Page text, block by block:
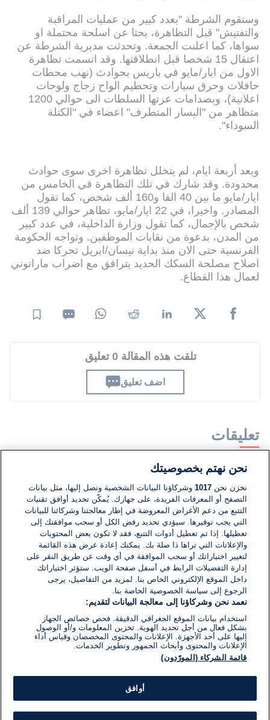
وستقوم الشرطة "بعدد كبير من عمليات المراقبة
والتفتيش" قبل التظاهرة، بحثا عن اسلحة محتملة او
سواها، كما اعلنت الجمعة. وتحدثت مديرية الشرطة عن
اعتقال 15 شخصا قبل انطلاقتها. وقد اتسمت تظاهرة
الاول من ايار/مايو في باريس بحوادث (نهب محطات
حافلات وحرق سيارات وتحطيم الواح زجاج ولوحات
اعلانية)، وبصدامات عزتها السلطات الى حوالي 1200
متظاهر من "اليسار المتطرف" اعضاء في "الكتلة
السوداء".
وبعد أربعة ايام، لم يتخلل تظاهرة اخرى سوى حوادث
محدودة. وقد شارك في تلك التظاهرة في الخامس من
ايار/مايو ما بين 40 الفا و160 ألف شخص، كما تقول
المصادر. واخيرا، في 22 ايار/مايو، تظاهر حوالي 139 ألف
شخص بالإجمال، كما تقول وزارة الداخلية، في عدد كبير
من المدن، بدعوة من نقابات الموظفين. وتواجه الحكومة
الفرنسية حتى الان منذ بداية نيسان/ابريل تحركا ضد
اصلاح مصلحة السكك الحديد يترافق مع اضراب ماراتوني
لعمال هذا القطاع.
تلقت هذه المقالة 0 تعليق
اضف تعليق
تعليقات
لا توجد تعليقات مكتوبة حتى الآن. كن الأول!
اكتب تعليقًا جديدًا ...
نحن نهتم بخصوصيتك
نخزن نحن1017 وشركاؤنا البيانات الشخصية ونصل إليها، مثل بيانات
التصفح أو المعرفات الفريدة، على جهازك. يُمكّن تحديد أوافق تقنيات
التتبع من دعم الأغراض المعروضة في إطار معالجتنا وشركائنا للبيانات
التي يجب توفيرها. سيؤدي تحديد رفض الكل أو سحب موافقتك إلى
تعطيلها. إذا تم تعطيل أدوات التتبع، فقد لا تكون بعض المحتويات
والإعلانات التي تراها ذا صلة بك. يمكنك إعادة عرض هذه القائمة
لتغيير اختياراتك أو سحب الموافقة في أي وقت عن طريق النقر على
إدارة التفضيلات الرابط في أسفل صفحة الويب. ستؤثر اختياراتك
داخل الموقع الإلكتروني الخاص بنا. لمزيد من التفاصيل، يرجى
الرجوع إلى سياسة الخصوصية الخاصة بنا.
نعمد نحن وشركاؤنا إلى معالجة البيانات لتقديم:
استخدام بيانات الموقع الجغرافي الدقيقة. فحص خصائص الجهاز
بشكل فعال من أجل تحديد الهوية. تخزين المعلومات و/أو الوصول
إليها على أحد الأجهزة. الإعلانات والمحتوى المخصصان وقياس أداء
الإعلانات والمحتوى وأبحاث الجمهور وتطوير الخدمات.
قائمة الشركاء (المورّدون)
أوافق